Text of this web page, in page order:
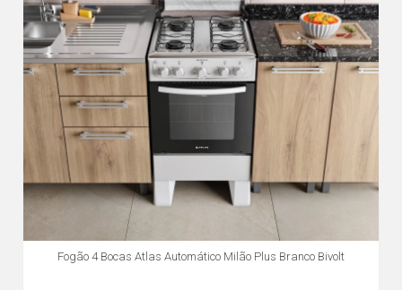
Fogão 4 Bocas Atlas Automático Milão Plus Branco Bivolt